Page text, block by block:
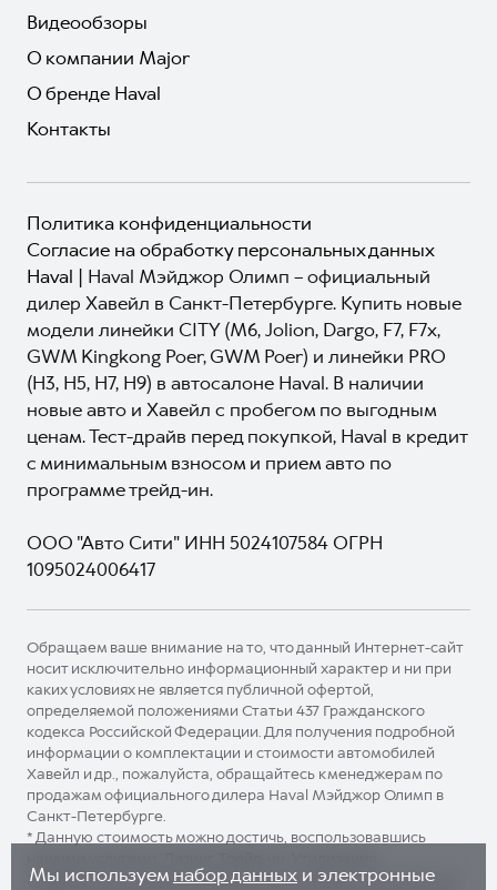
Видеообзоры
О компании Major
О бренде Haval
Контакты
Политика конфиденциальности
Согласие на обработку персональных данных
Haval | Haval Мэйджор Олимп – официальный
дилер Хавейл в Санкт-Петербурге. Купить новые
модели линейки CITY (M6, Jolion, Dargo, F7, F7x,
GWM Kingkong Poer, GWM Poer) и линейки PRO
(H3, H5, H7, H9) в автосалоне Haval. В наличии
новые авто и Хавейл с пробегом по выгодным
ценам. Тест-драйв перед покупкой, Haval в кредит
с минимальным взносом и прием авто по
программе трейд-ин.
ООО "Авто Сити" ИНН 5024107584 ОГРН
1095024006417
Обращаем ваше внимание на то, что данный Интернет-сайт
носит исключительно информационный характер и ни при
каких условиях не является публичной офертой,
определяемой положениями Статьи 437 Гражданского
кодекса Российской Федерации. Для получения подробной
информации о комплектации и стоимости автомобилей
Хавейл и др., пожалуйста, обращайтесь к менеджерам по
продажам официального дилера Haval Мэйджор Олимп в
Санкт-Петербурге.
* Данную стоимость можно достичь, воспользовавшись
Подробности в отделах продаж и по телефонам автосалона.
Мы используем набор данных и электронные